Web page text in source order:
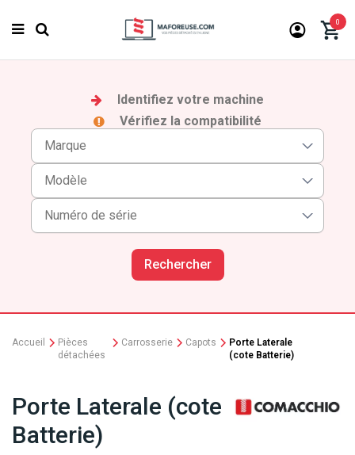
0
Identifiez votre machine
Vérifiez la compatibilité
Rechercher
Accueil
Pièces
détachées
Carrosserie Capots
Porte Laterale
(cote Batterie)
Porte Laterale (cote
Batterie)